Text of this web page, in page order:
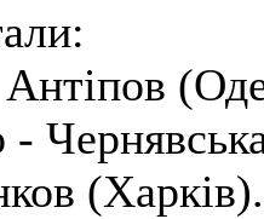
-
(Харків).